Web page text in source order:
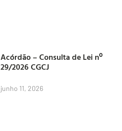
Acórdão – Consulta de Lei nº
29/2026 CGCJ
junho 11, 2026